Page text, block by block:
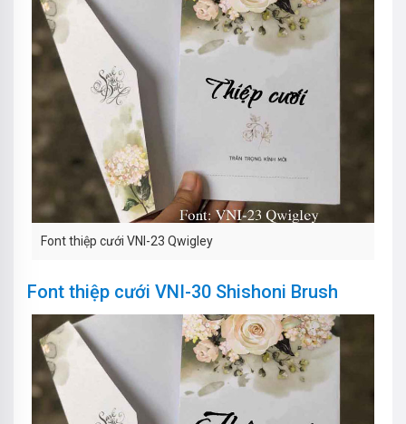
Font thiệp cưới VNI-23 Qwigley
Font thiệp cưới VNI-30 Shishoni Brush